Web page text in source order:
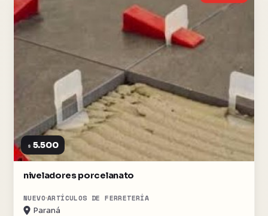
$ 5.500
niveladores porcelanato
NUEVO ARTÍCULOS DE FERRETERÍA
Paraná